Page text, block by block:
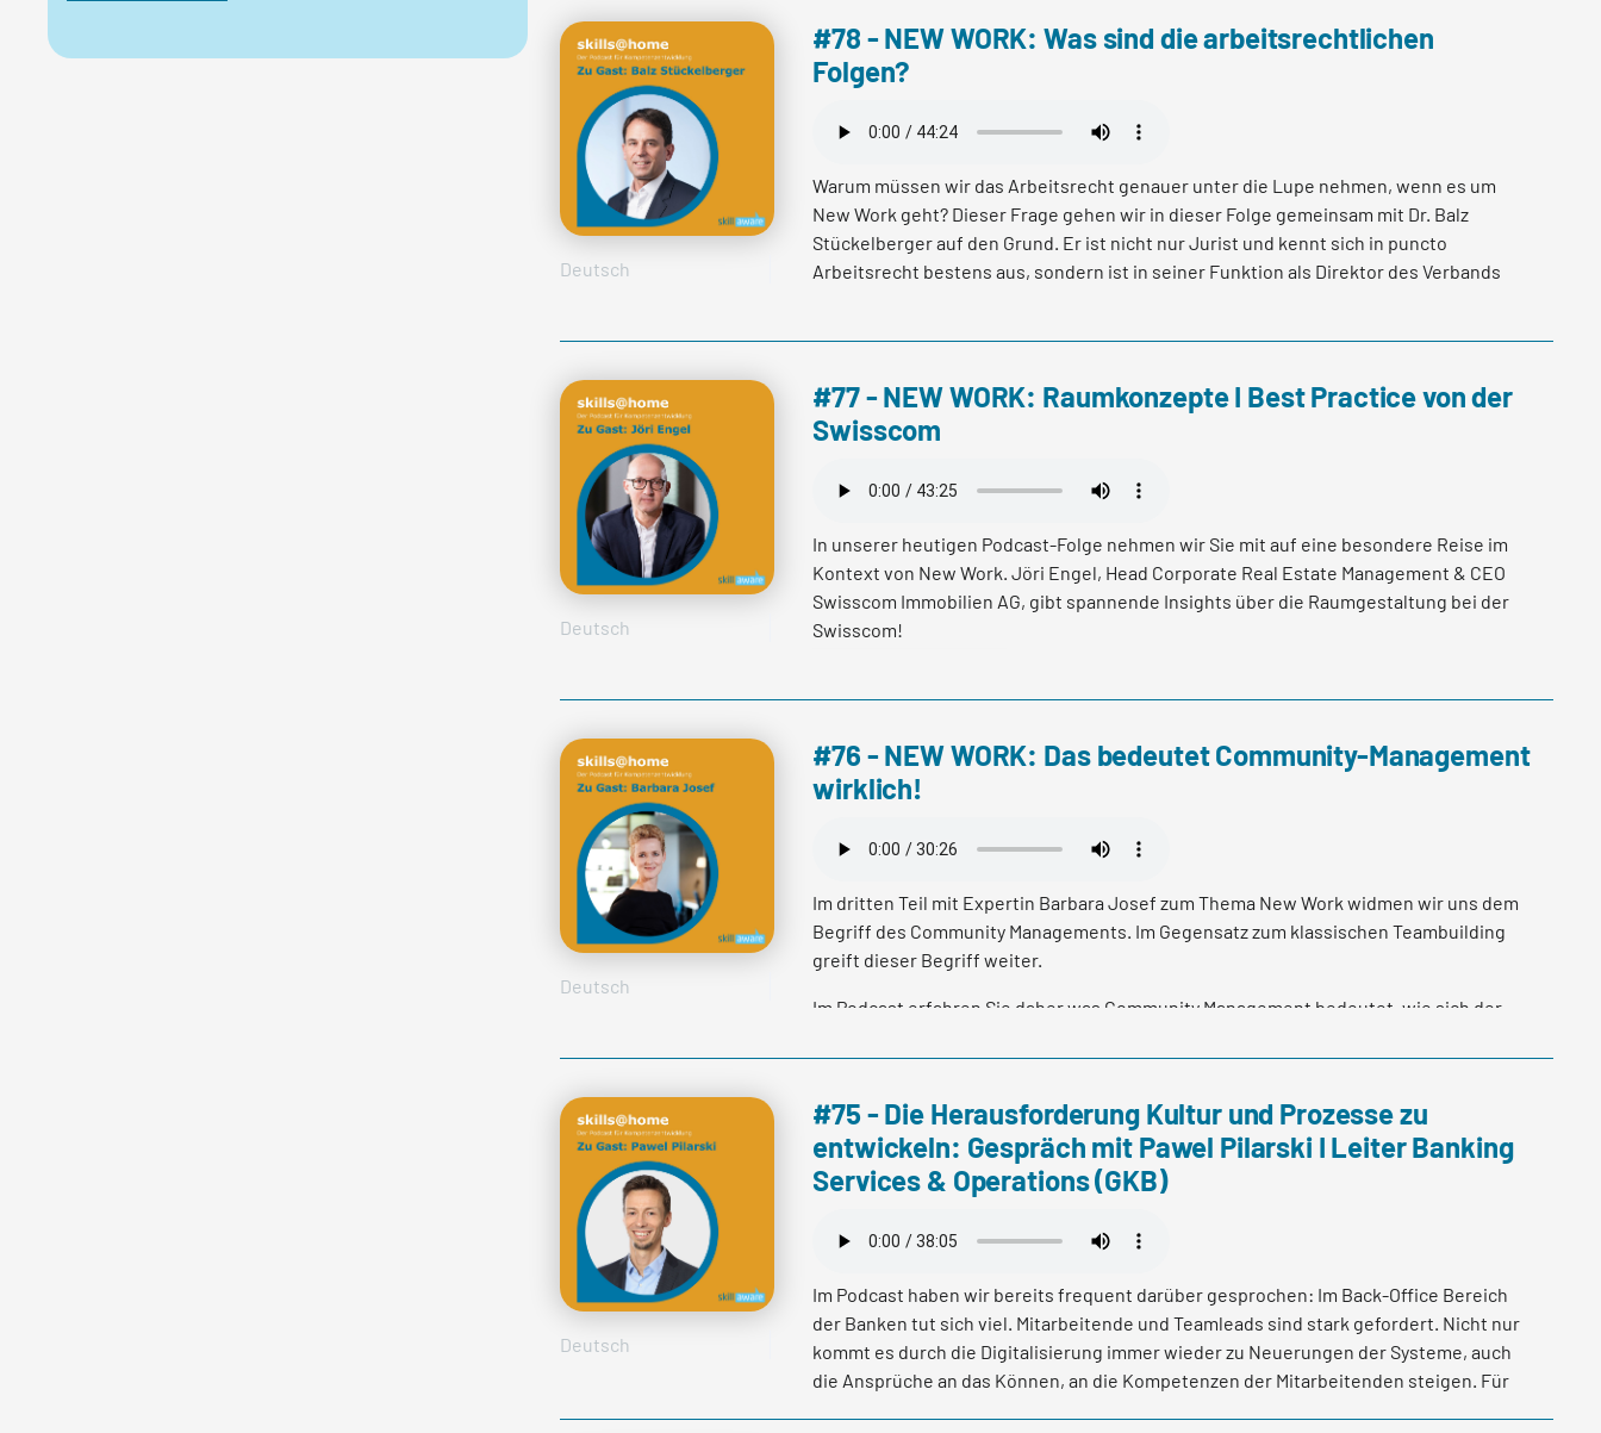
Deutsch
#78 - NEW WORK: Was sind die arbeitsrechtlichen
Folgen?
Warum müssen wir das Arbeitsrecht genauer unter die Lupe nehmen, wenn es um
New Work geht? Dieser Frage gehen wir in dieser Folge gemeinsam mit Dr. Balz
Stückelberger auf den Grund. Er ist nicht nur Jurist und kennt sich in puncto
Arbeitsrecht bestens aus, sondern ist in seiner Funktion als Direktor des Verbands
Mitarbeitenden besser kennen.
mehr lesen
Deutsch
#77 - NEW WORK: Raumkonzepte I Best Practice von der
Swisscom
In unserer heutigen Podcast-Folge nehmen wir Sie mit auf eine besondere Reise im
Kontext von New Work. Jöri Engel, Head Corporate Real Estate Management & CEO
Swisscom Immobilien AG, gibt spannende Insights über die Raumgestaltung bei der
Swisscom!
mehr lesen
Deutsch
#76 - NEW WORK: Das bedeutet Community-Management
wirklich!
Im dritten Teil mit Expertin Barbara Josef zum Thema New Work widmen wir uns dem
Begriff des Community Managements. Im Gegensatz zum klassischen Teambuilding
greift dieser Begriff weiter.
Im Podcast erfahren Sie daher was Community Management bedeutet, wie sich der
heraus aufgebaut werden!
mehr lesen
Deutsch
#75 - Die Herausforderung Kultur und Prozesse zu
entwickeln: Gespräch mit Pawel Pilarski I Leiter Banking
Services & Operations (GKB)
Im Podcast haben wir bereits frequent darüber gesprochen: Im Back-Office Bereich
der Banken tut sich viel. Mitarbeitende und Teamleads sind stark gefordert. Nicht nur
kommt es durch die Digitalisierung immer wieder zu Neuerungen der Systeme, auch
die Ansprüche an das Können, an die Kompetenzen der Mitarbeitenden steigen. Für